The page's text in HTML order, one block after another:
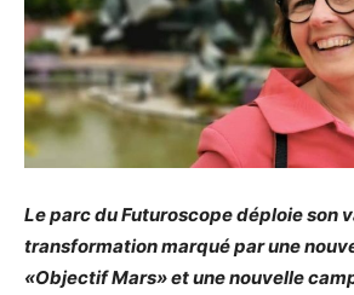
Le parc du Futuroscope déploie son
transformation marqué par une
«Objectif Mars» et une nouvelle